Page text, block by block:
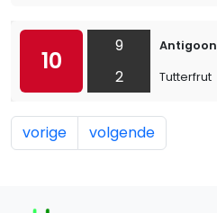
10
9
2
Antigoon
Tutterfrut
vorige volgende